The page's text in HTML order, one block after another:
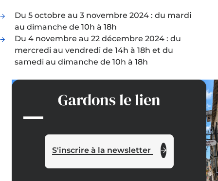
Du 5 octobre au 3 novembre 2024 : du mardi
au dimanche de 10h à 18h
Du 4 novembre au 22 décembre 2024 : du
mercredi au vendredi de 14h à 18h et du
samedi au dimanche de 10h à 18h
Gardons le lien
S'inscrire à la newsletter